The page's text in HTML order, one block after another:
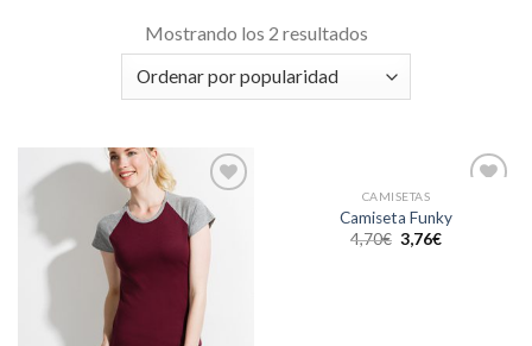
Mostrando los 2 resultados
Añadir
a la
CAMISETAS
Camiseta Funky
4,70€ 3,76€